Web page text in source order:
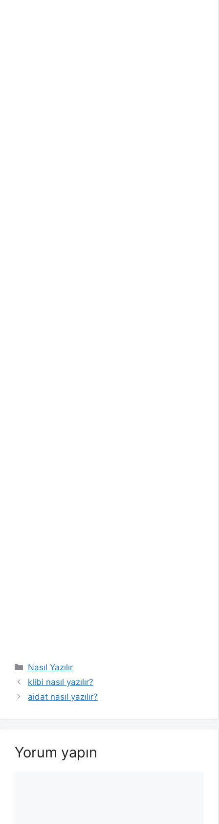
Kategoriler
Nasıl Yazılır
klibi nasıl yazılır?
aidat nasıl yazılır?
Yorum yapın